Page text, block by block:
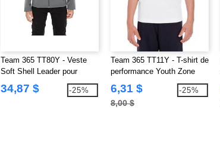
Team 365 TT80Y - Veste
Soft Shell Leader pour
Jeunes
34,87 $ -25%
Team 365 TT11Y - T-shirt de
performance Youth Zone
6,31 $
8,00 $
-25%